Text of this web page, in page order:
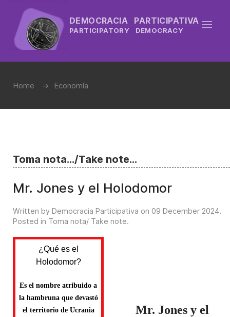
DEMOCRACIA PARTICIPATIVA
PARTICIPATORY DEMOCRACY
Home Economía
Toma nota.../Take note...
Mr. Jones y el Holodomor
Written by Democracia Participativa on 09 December 2024.
Posted in Toma nota/ Take note.
¿Qué es el
Holodomor?
Es el nombre atribuido a
la hambruna que devastó
el territorio de Ucrania
Mr. Jones y el